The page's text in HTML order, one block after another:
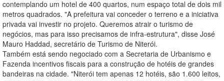
contemplando um hotel de 400 quartos, num espaço total de dois mil
metros quadrados. "A prefeitura vai conceder o terreno e a iniciativa
privada vai investir no projeto. Queremos atrair o turismo de
negócios, mas para isso precisamos de infra-estrutura", disse José
Mauro Haddad, secretário de Turismo de Niterói.
Também está sendo negociado com a Secretaria de Urbanismo e
Fazenda incentivos fiscais para a construção de hotéis de grandes
bandeiras na cidade. "Niterói tem apenas 12 hotéis, são 1.600 leitos,